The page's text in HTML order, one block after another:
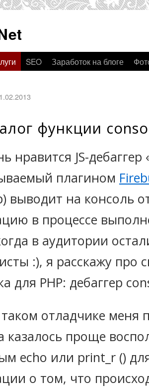
SEO Заработок на блоге
функции
нравится JS-дебаггер
плагином
выводит на консоль
в процессе
в аудитории
:), я расскажу про
для PHP: дебаггер
отладчике меня
казалось проще
echo или print_r ()
о том, что